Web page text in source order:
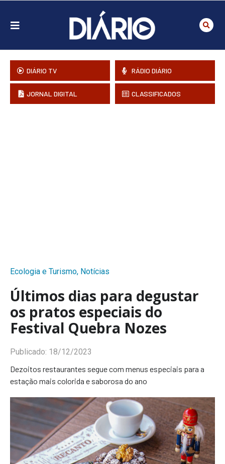
DIÁRIO TV RÁDIO DIÁRIO
JORNAL DIGITAL CLASSIFICADOS
Ecologia e Turismo, Notícias
Últimos dias para degustar
os pratos especiais do
Festival Quebra Nozes
Publicado: 18/12/2023
Dezoitos restaurantes segue com menus especiais para a
estação mais colorida e saborosa do ano